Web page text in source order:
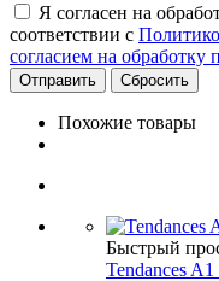
Я согласен на
соответствии с
согласием на
Сбросить
Похожие товары
Быстрый
Tendances